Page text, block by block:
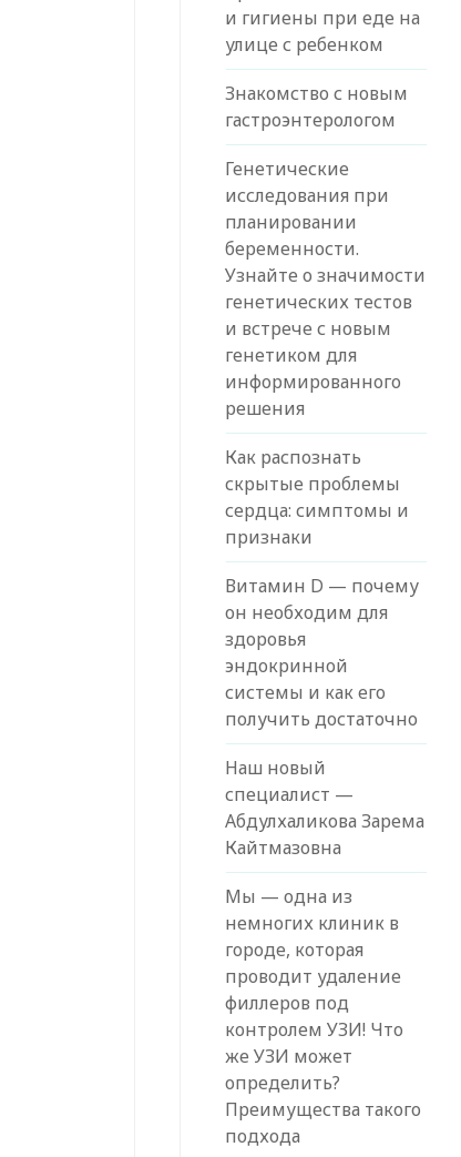
и гигиены при еде на
улице с ребенком
Знакомство с новым
гастроэнтерологом
Генетические
исследования при
планировании
беременности.
Узнайте о значимости
генетических тестов
и встрече с новым
генетиком для
информированного
решения
Как распознать
скрытые проблемы
сердца: симптомы и
признаки
Витамин D — почему
он необходим для
здоровья
эндокринной
системы и как его
получить достаточно
Наш новый
специалист —
Абдулхаликова Зарема
Кайтмазовна
Мы — одна из
немногих клиник в
городе, которая
проводит удаление
филлеров под
контролем УЗИ! Что
же УЗИ может
определить?
Преимущества такого
подхода